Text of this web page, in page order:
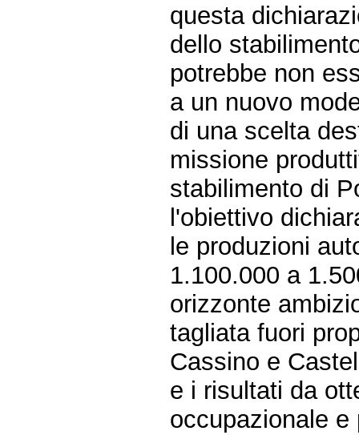
questa
dello
potrebbe non
a un nuovo
di una scelta
missione
stabilimento di
l'obiettivo
le produzioni
1.100.000 a
orizzonte
tagliata fuori
Cassino e
e i risultati da
occupazionale e